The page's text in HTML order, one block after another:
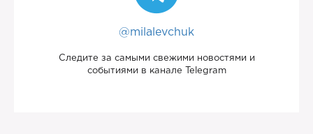
@milalevchuk
Следите за самыми свежими новостями и
событиями в канале Telegram